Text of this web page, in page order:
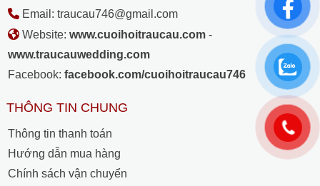
Email: traucau746@gmail.com
Website: www.cuoihoitraucau.com -
www.traucauwedding.com
Facebook: facebook.com/cuoihoitraucau746
THÔNG TIN CHUNG
Thông tin thanh toán
Hướng dẫn mua hàng
Chính sách vận chuyển